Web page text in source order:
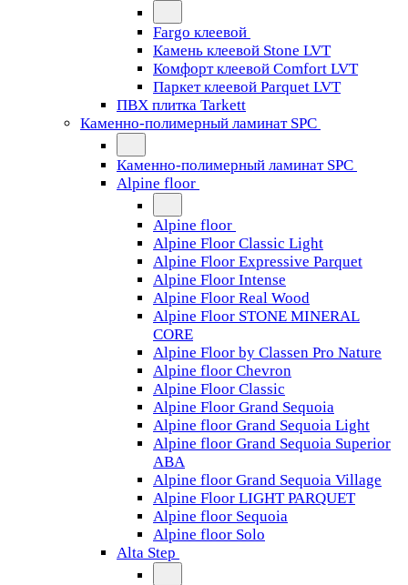
Fargo клеевой
Камень клеевой Stone LVT
Комфорт клеевой Comfort LVT
Паркет клеевой Parquet LVT
ПВХ плитка Tarkett
Каменно-полимерный ламинат SPC
Каменно-полимерный ламинат SPC
Alpine floor
Alpine floor
Alpine Floor Classic Light
Alpine Floor Expressive Parquet
Alpine Floor Intense
Alpine Floor Real Wood
Alpine Floor STONE MINERAL
CORE
Alpine Floor by Classen Pro Nature
Alpine floor Chevron
Alpine Floor Classic
Alpine Floor Grand Sequoia
Alpine floor Grand Sequoia Light
Alpine floor Grand Sequoia Superior
ABA
Alpine floor Grand Sequoia Village
Alpine Floor LIGHT PARQUET
Alpine floor Sequoia
Alpine floor Solo
Alta Step